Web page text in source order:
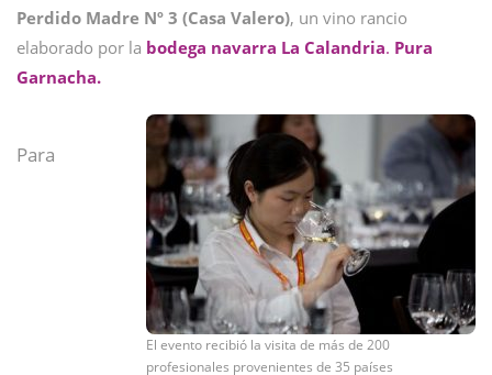
Perdido Madre Nº 3 (Casa Valero), un vino rancio
elaborado por la bodega navarra La Calandria. Pura
Garnacha.
El evento recibió la visita de más de 200
profesionales provenientes de 35 países
Para